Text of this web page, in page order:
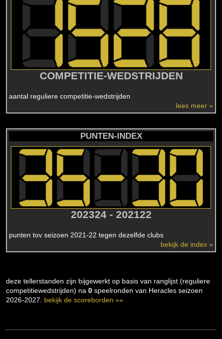
COMPETITIE-WEDSTRIJDEN
aantal reguliere competitie-wedstrijden
lees meer »
PUNTEN-INDEX
202324 - 202122
punten tov seizoen 2021-22 tegen dezelfde clubs
bekijk de index »
deze tellerstanden zijn bijgewerkt op basis van ranglijst (reguliere
competitiewedstrijden) na 0 speelronden van Heracles seizoen
2026-2027. bekijk de scoreborden »»